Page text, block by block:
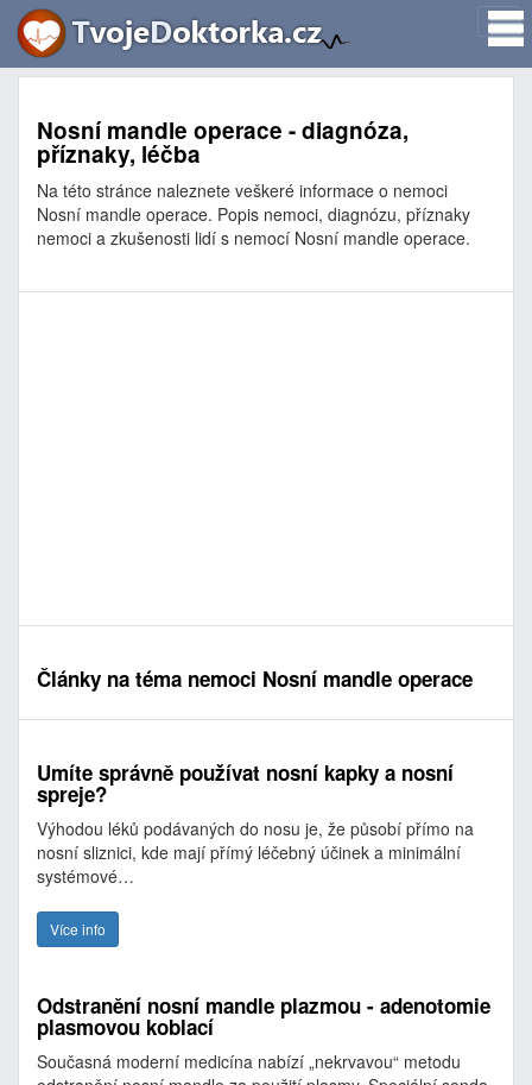
Nosní mandle operace - diagnóza,
příznaky, léčba
Na této stránce naleznete veškeré informace o nemoci
Nosní mandle operace. Popis nemoci, diagnózu, příznaky
nemoci a zkušenosti lidí s nemocí Nosní mandle operace.
Články na téma nemoci Nosní mandle operace
Umíte správně používat nosní kapky a nosní
spreje?
Výhodou léků podávaných do nosu je, že působí přímo na
nosní sliznici, kde mají přímý léčebný účinek a minimální
systémové…
Více info
Odstranění nosní mandle plazmou - adenotomie
plasmovou koblací
Současná moderní medicína nabízí „nekrvavou“ metodu